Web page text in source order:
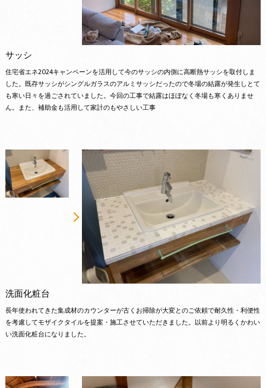
サッシ
住宅省エネ2024キャンペーンを活用して今のサッシの内側に高断熱サッシを取付しま
した。既存サッシがシングルガラスのアルミサッシだったので冬場の結露が発生しとて
も寒い日々を過ごされていました。今回の工事で結露はほぼなく冬場も寒くありませ
ん。また、補助金も活用して家計のもやさしい工事
洗面化粧台
長年使われてきた集成材のカウンターが古くお掃除が大変とのご依頼で耐久性・利便性
を考慮してモザイクタイルを提案・施工させていただきました。以前より明るくかわい
い洗面化粧台になりました。